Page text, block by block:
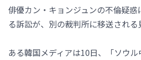
俳優カン・キョンジュンの不倫疑
る訴訟が、別の裁判所に移送される
ある韓国メディアは10日、「ソウ